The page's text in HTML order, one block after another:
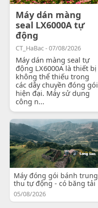
Máy dán màng
seal LX6000A tự
động
CT_HaBac - 07/08/2026
Máy dán màng seal tự
động LX6000A là thiết bị
không thể thiếu trong
các dây chuyền đóng gói
hiện đại. Máy sử dụng
công n...
Máy đóng gói bánh trung
thu tự động - có băng tải
05/08/2026